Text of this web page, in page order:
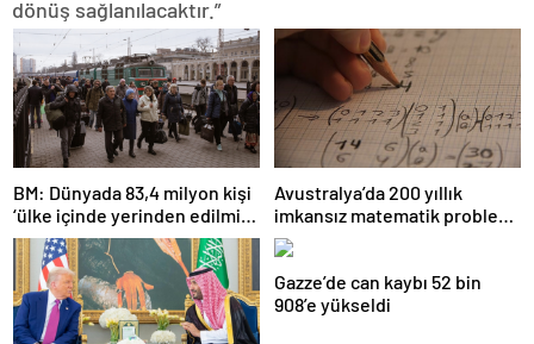
dönüş sağlanılacaktır.”
BM: Dünyada 83,4 milyon kişi
‘ülke içinde yerinden edilmiş’
olarak yaşıyor
Avustralya’da 200 yıllık
imkansız matematik problemi
çözüldü
Gazze’de can kaybı 52 bin
908’e yükseldi